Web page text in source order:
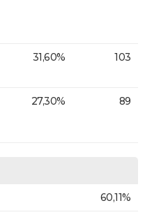
31,60% 103
27,30% 89
60,11%